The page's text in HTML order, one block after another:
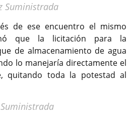
Suministrada
de ese encuentro el mismo
que la licitación para la
de almacenamiento de agua
lo manejaría directamente el
quitando toda la potestad al